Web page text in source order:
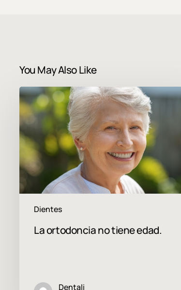
You May Also Like
Dientes
La
ortodoncia
no
tiene
edad.
La ortodoncia no tiene edad.
Dentali